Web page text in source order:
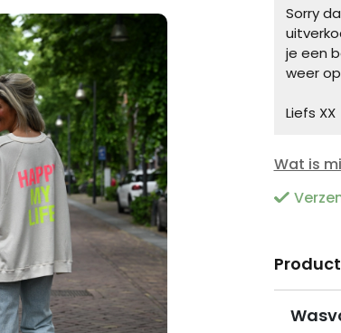
Sorry
je een
weer
Liefs XX
Wat is